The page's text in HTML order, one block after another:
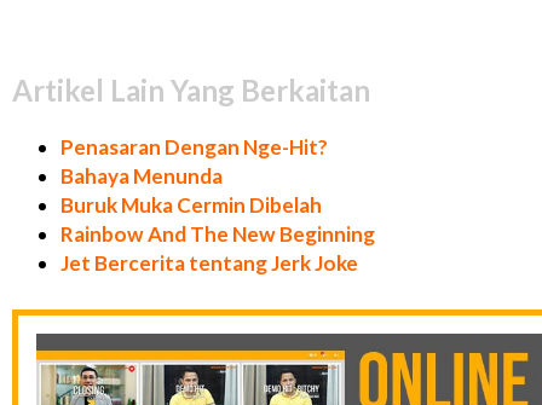
Artikel Lain Yang Berkaitan
Penasaran Dengan Nge-Hit?
Bahaya Menunda
Buruk Muka Cermin Dibelah
Rainbow And The New Beginning
Jet Bercerita tentang Jerk Joke